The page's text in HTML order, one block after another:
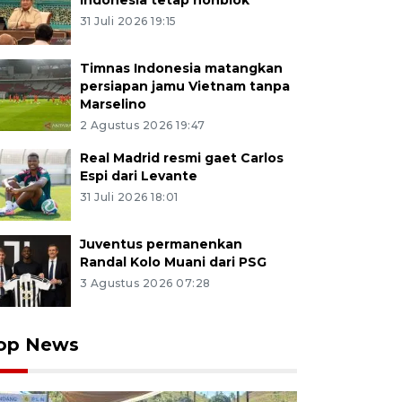
31 Juli 2026 19:15
Timnas Indonesia matangkan
persiapan jamu Vietnam tanpa
Marselino
2 Agustus 2026 19:47
Real Madrid resmi gaet Carlos
Espi dari Levante
31 Juli 2026 18:01
Juventus permanenkan
Randal Kolo Muani dari PSG
3 Agustus 2026 07:28
News